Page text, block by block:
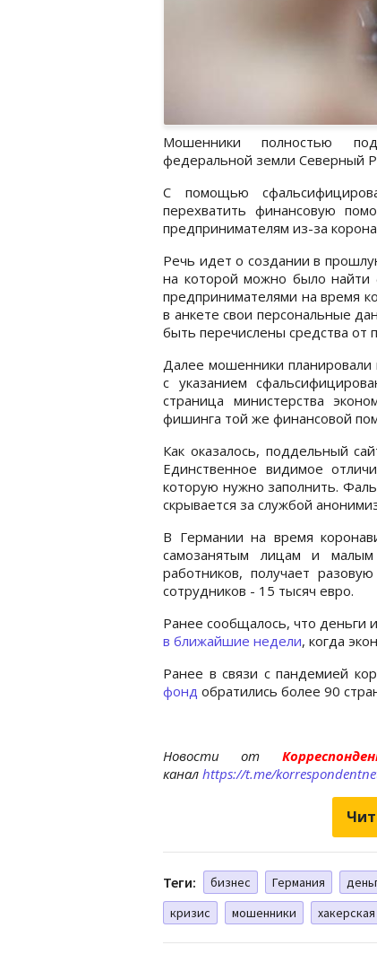
Мошенники полностью
федеральной земли Северный
С помощью
перехватить финансовую
предпринимателям из-за
Речь идет о создании в
на которой можно было найти
предпринимателями на время
в анкете свои персональные
быть перечислены средства от
Далее мошенники планировали
с указанием
страница министерства
фишинга той же финансовой
Как оказалось, поддельный
Единственное видимое
которую нужно заполнить.
скрывается за службой
В Германии на время
самозанятым лицам и
работников, получает
сотрудников - 15 тысяч евро.
Ранее сообщалось, что деньги
в ближайшие недели, когда
Ранее в связи с пандемией
фонд обратились более 90
Новости от
канал https://t.me/
Теги: бизнес Германия
кризис
мошенники